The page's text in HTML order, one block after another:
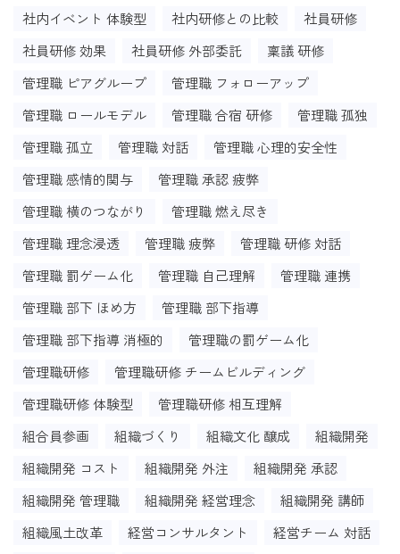
社内イベント 体験型
社内研修との比較
社員研修
社員研修 効果
社員研修 外部委託
稟議 研修
管理職 ピアグループ
管理職 フォローアップ
管理職 ロールモデル
管理職 合宿 研修
管理職 孤独
管理職 孤立
管理職 対話
管理職 心理的安全性
管理職 感情的関与
管理職 承認 疲弊
管理職 横のつながり
管理職 燃え尽き
管理職 理念浸透
管理職 疲弊
管理職 研修 対話
管理職 罰ゲーム化
管理職 自己理解
管理職 連携
管理職 部下 ほめ方
管理職 部下指導
管理職 部下指導 消極的
管理職の罰ゲーム化
管理職研修
管理職研修 チームビルディング
管理職研修 体験型
管理職研修 相互理解
組合員参画
組織づくり 組織文化 醸成
組織開発
組織開発 コスト
組織開発 外注
組織開発 承認
組織開発 管理職
組織開発 経営理念
組織開発 講師
組織風土改革
経営コンサルタント
経営チーム 対話